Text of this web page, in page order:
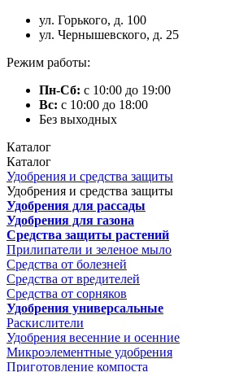
ул. Горького, д. 100
ул. Чернышевского, д. 25
Режим работы:
Пн-Сб: с 10:00 до 19:00
Вс: с 10:00 до 18:00
Без выходных
Каталог
Каталог
Удобрения и средства защиты
Удобрения и средства защиты
Удобрения для рассады
Удобрения для газона
Средства защиты растений
Прилипатели и зеленое мыло
Средства от болезней
Средства от вредителей
Средства от сорняков
Удобрения универсальные
Раскислители
Удобрения весенние и осенние
Микроэлементные удобрения
Приготовление компоста